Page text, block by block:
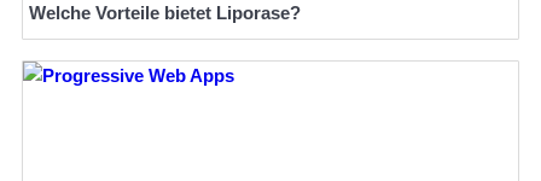
Welche Vorteile bietet Liporase?